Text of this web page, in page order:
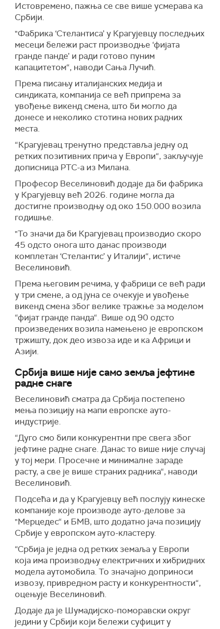
Истовремено, пажња се све више усмерава ка
Србији.
"Фабрика ‘Стелантиса’ у Крагујевцу последњих
месеци бележи раст производње ‘фијата
гранде панде’ и ради готово пуним
капацитетом“, наводи Сања Лучић.
Према писању италијанских медија и
синдиката, компанија се већ припрема за
увођење викенд смена, што би могло да
донесе и неколико стотина нових радних
места.
“Крагујевац тренутно представља једну од
ретких позитивних прича у Европи“, закључује
дописница РТС-а из Милана.
Професор Веселиновић додаје да би фабрика
у Крагујевцу већ 2026. године могла да
достигне производњу од око 150.000 возила
годишње.
"То значи да би Крагујевац производио скоро
45 одсто онога што данас производи
комплетан ‘Стелантис’ у Италији“, истиче
Веселиновић.
Према његовим речима, у фабрици се већ ради
у три смене, а од јуна се очекује и увођење
викенд смена због велике тражње за моделом
“фијат гранде панда“. Више од 90 одсто
произведених возила намењено је европском
тржишту, док део извоза иде и ка Африци и
Азији.
Србија више није само земља јефтине
радне снаге
Веселиновић сматра да Србија постепено
мења позицију на мапи европске ауто-
индустрије.
“Дуго смо били конкурентни пре свега због
јефтине радне снаге. Данас то више није случај
у тој мери. Просечне и минималне зараде
расту, а све је више страних радника“, наводи
Веселиновић.
Подсећа и да у Крагујевцу већ послују кинеске
компаније које производе ауто-делове за
"Мерцедес“ и БМВ, што додатно јача позицију
Србије у европском ауто-кластеру.
“Србија је једна од ретких земаља у Европи
која има производњу електричних и хибридних
модела аутомобила. То значајно доприноси
извозу, привредном расту и конкурентности“,
оцењује Веселиновић.
Додаје да је Шумадијско-поморавски округ
једини у Србији који бележи суфицит у